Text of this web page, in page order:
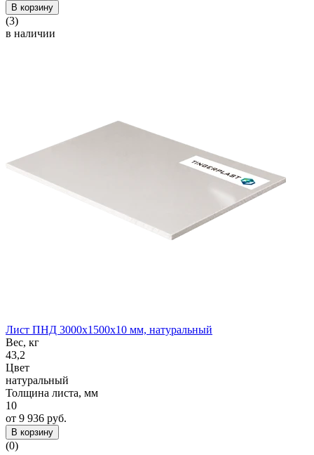
В корзину
(3)
в наличии
Лист ПНД 3000x1500x10 мм, натуральный
Вес, кг
43,2
Цвет
натуральный
Толщина листа, мм
10
от 9 936 руб.
В корзину
(0)